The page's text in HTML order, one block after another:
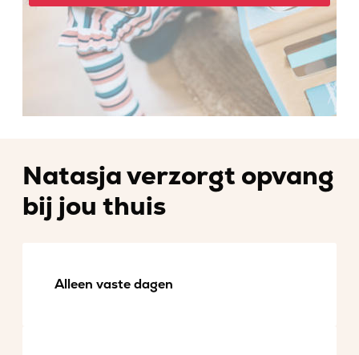
Natasja verzorgt opvang
bij jou thuis
Alleen vaste dagen